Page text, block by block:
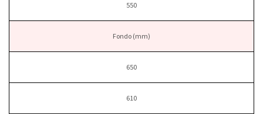
550
Fondo (mm)
650
610